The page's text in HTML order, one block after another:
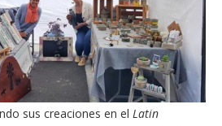
sus creaciones en el Latin